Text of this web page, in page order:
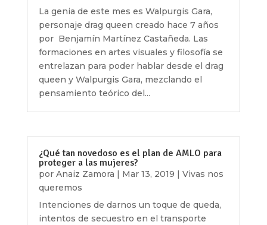
La genia de este mes es Walpurgis Gara,
personaje drag queen creado hace 7 años
por Benjamín Martínez Castañeda. Las
formaciones en artes visuales y filosofía se
entrelazan para poder hablar desde el drag
queen y Walpurgis Gara, mezclando el
pensamiento teórico del...
¿Qué tan novedoso es el plan de AMLO para
proteger a las mujeres?
por Anaiz Zamora | Mar 13, 2019 | Vivas nos
queremos
Intenciones de darnos un toque de queda,
intentos de secuestro en el transporte